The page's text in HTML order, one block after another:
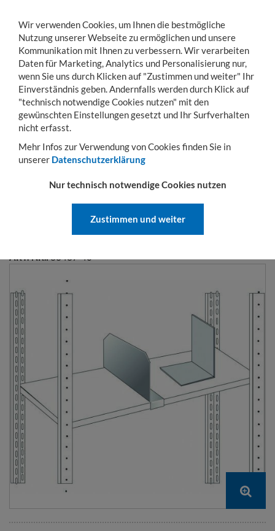
Toggle
navigation
MENÜ KONTO WARENKORB
Sie sind hier: Betriebseinrichtung Regale
STECKTRENNBLECH
FREIHSTEHEND FÜR
KANTENHÖHE 40 MM / BODEN
250 KG | 500 MM
ART.-NR.:33437-40
Wir verwenden Cookies, um Ihnen die bestmögliche
Nutzung unserer Webseite zu ermöglichen und unsere
Kommunikation mit Ihnen zu verbessern. Wir verarbeiten
Daten für Marketing, Analytics und Personalisierung nur,
wenn Sie uns durch Klicken auf "Zustimmen und weiter" Ihr
Einverständnis geben. Andernfalls werden durch Klick auf
"technisch notwendige Cookies nutzen" mit den
gewünschten Einstellungen gesetzt und Ihr Surfverhalten
nicht erfasst.
Mehr Infos zur Verwendung von Cookies finden Sie in
unserer Datenschutzerklärung
Nur technisch notwendige Cookies nutzen
Zustimmen und weiter